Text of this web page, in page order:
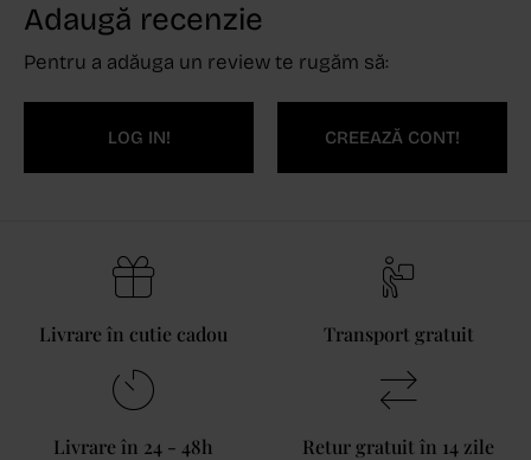
Adaugă recenzie
Pentru a adăuga un review te rugăm să:
LOG IN! CREEAZĂ CONT!
Livrare în cutie cadou Transport gratuit
Livrare în 24 - 48h Retur gratuit în 14 zile